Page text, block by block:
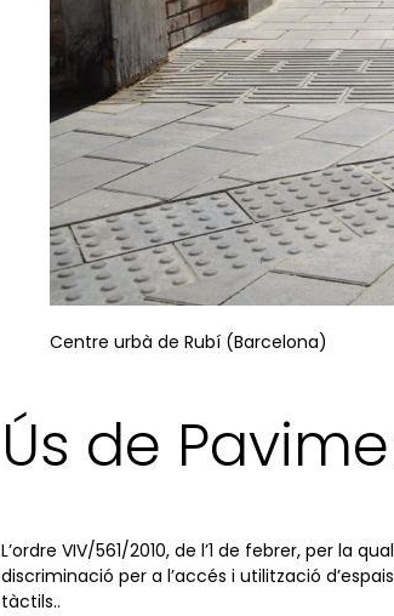
Centre urbà de Rubí (Barcelona)
Ús de
L’ordre VIV/561/2010, de l’1 de febrer, per la
discriminació per a l’accés i utilització
tàctils..